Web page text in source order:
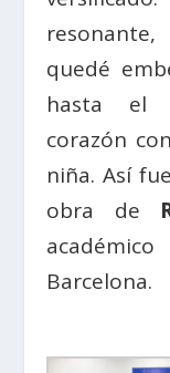
quedé
hasta el
corazón
niña. Así
obra de
Barcelona.